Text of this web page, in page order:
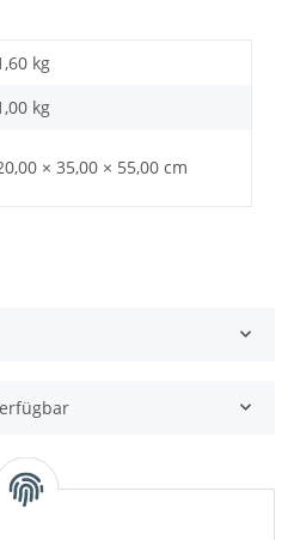
kg
kg
× 35,00 × 55,00 cm